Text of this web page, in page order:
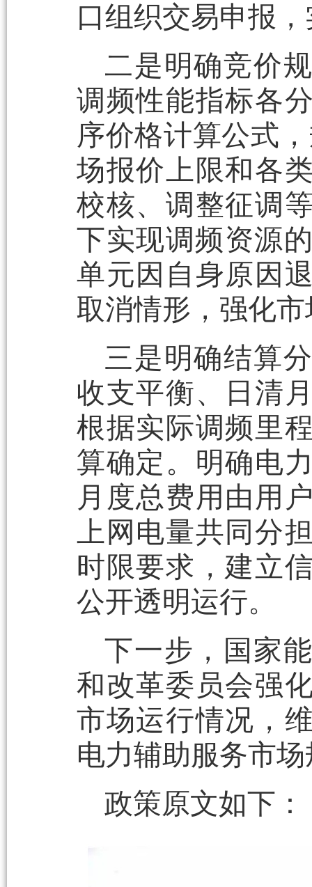
口组织交易申报
二是明确竞价
调频性能指标各
序价格计算公式
场报价上限和各
校核、调整征调
下实现调频资源
单元因自身原因
取消情形，强化
三是明确结算
收支平衡、日清
根据实际调频里
算确定。明确电
月度总费用由用
上网电量共同分
时限要求，建立
公开透明运行。
下一步，国家
和改革委员会强
市场运行情况，
电力辅助服务市
政策原文如下：